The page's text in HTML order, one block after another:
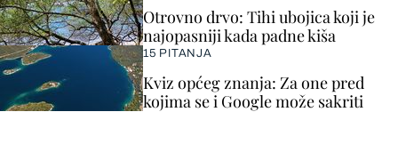
Otrovno drvo: Tihi ubojica koji je
najopasniji kada padne kiša
15 PITANJA
Kviz općeg znanja: Za one pred
kojima se i Google može sakriti